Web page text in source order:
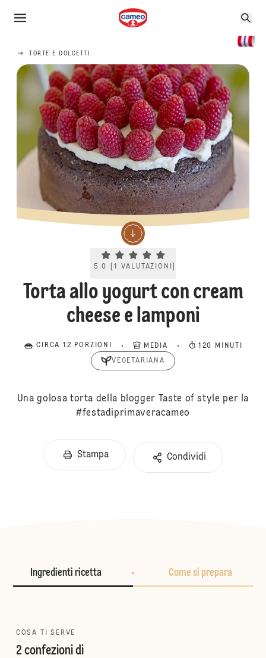
TORTE E DOLCETTI
Current rating 5.0. Click to rate.
5.0 1 VALUTAZIONI
Torta allo yogurt con cream
cheese e lamponi
CIRCA 12 PORZIONI MEDIA 120 MINUTI
VEGETARIANA
Una golosa torta della blogger Taste of style per la
#festadiprimaveracameo
Stampa Condividi
Ingredienti ricetta Come si prepara
COSA TI SERVE
2 confezioni di